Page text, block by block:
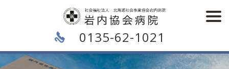
0135-62-1021